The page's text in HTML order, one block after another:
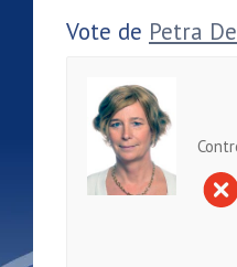
Vote de Petra